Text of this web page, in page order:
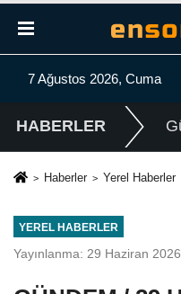
7 Ağustos 2026, Cuma
HABERLER
Haberler Yerel Haberler
YEREL HABERLER
Yayınlanma: 29 Haziran